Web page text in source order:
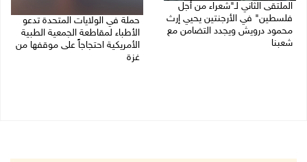
الملتقى الثاني لـ"شعراء من أجل
فلسطين" في الأرجنتين يحيي إرث
محمود درويش ويجدد التضامن مع
شعبنا
حملة في الولايات المتحدة تدعو
الأطباء لمقاطعة الجمعية الطبية
الأمريكية احتجاجاً على موقفها من
غزة